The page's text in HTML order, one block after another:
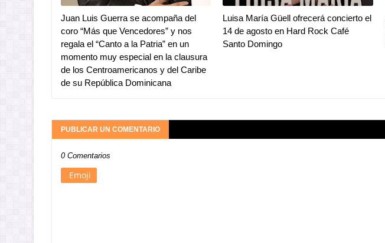
Juan Luis Guerra se acompaña del
coro “Más que Vencedores” y nos
regala el “Canto a la Patria” en un
momento muy especial en la clausura
de los Centroamericanos y del Caribe
de su República Dominicana
Luisa María Güell ofrecerá concierto el
14 de agosto en Hard Rock Café
Santo Domingo
PUBLICAR UN COMENTARIO
0 Comentarios
Emoji